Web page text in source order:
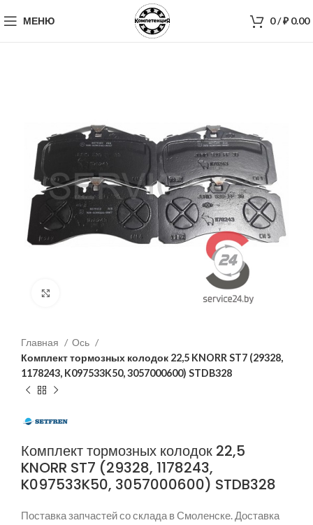
МЕНЮ 0/₽0.00
Главная
Ось
Комплект тормозных колодок 22,5 KNORR ST7 (29328,
1178243, K097533K50, 3057000600) STDB328
Комплект тормозных колодок 22,5
KNORR ST7 (29328, 1178243,
K097533K50, 3057000600) STDB328
Поставка запчастей со склада в Смоленске. Доставка